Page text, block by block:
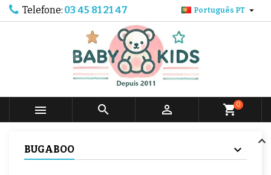
Telefone: 03 45 81 21 47 Português PT 
   shopping_cart0
BUGABOO